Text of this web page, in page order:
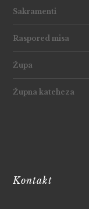
Sakramenti
Raspored misa
Župa
Župna kateheza
Kontakt